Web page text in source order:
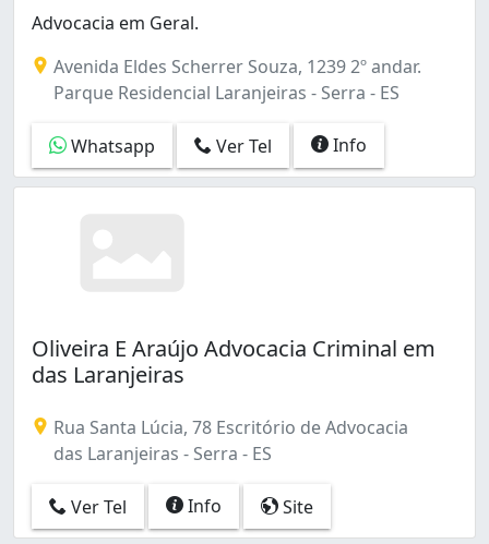
São Geraldo (1)
Vila Nova de Colares (1)
das Laranjeiras (2)
Advocacia em Geral.
Avenida Eldes Scherrer Souza, 1239 2º andar.
Parque Residencial Laranjeiras - Serra - ES
Whatsapp Ver Tel Info
Oliveira E Araújo Advocacia Criminal em
das Laranjeiras
Rua Santa Lúcia, 78 Escritório de Advocacia
das Laranjeiras - Serra - ES
Ver Tel Info Site